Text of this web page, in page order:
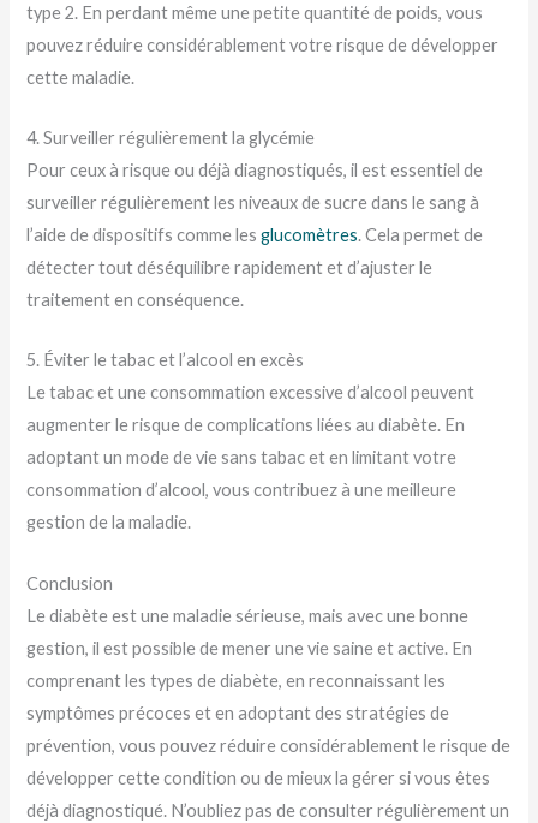
type 2. En perdant même une petite quantité de poids, vous
pouvez réduire considérablement votre risque de développer
cette maladie.
4. Surveiller régulièrement la glycémie
Pour ceux à risque ou déjà diagnostiqués, il est essentiel de
surveiller régulièrement les niveaux de sucre dans le sang à
l’aide de dispositifs comme lesglucomètres. Cela permet de
détecter tout déséquilibre rapidement et d’ajuster le
traitement en conséquence.
5. Éviter le tabac et l’alcool en excès
Le tabac et une consommation excessive d’alcool peuvent
augmenter le risque de complications liées au diabète. En
adoptant un mode de vie sans tabac et en limitant votre
consommation d’alcool, vous contribuez à une meilleure
gestion de la maladie.
Conclusion
Le diabète est une maladie sérieuse, mais avec une bonne
gestion, il est possible de mener une vie saine et active. En
comprenant les types de diabète, en reconnaissant les
symptômes précoces et en adoptant des stratégies de
prévention, vous pouvez réduire considérablement le risque de
développer cette condition ou de mieux la gérer si vous êtes
déjà diagnostiqué. N’oubliez pas de consulter régulièrement un